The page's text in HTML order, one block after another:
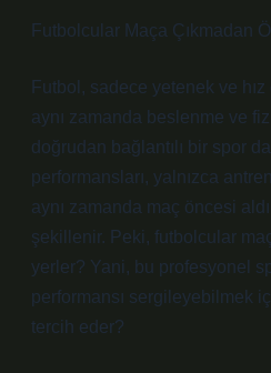
Futbolcular Maça Çıkmadan
Futbol, sadece yetenek ve
aynı zamanda beslenme ve
doğrudan bağlantılı bir spor
performansları, yalnızca
aynı zamanda maç öncesi
şekillenir. Peki, futbolcular
yerler? Yani, bu profesyonel
performansı sergileyebilmek
tercih eder?